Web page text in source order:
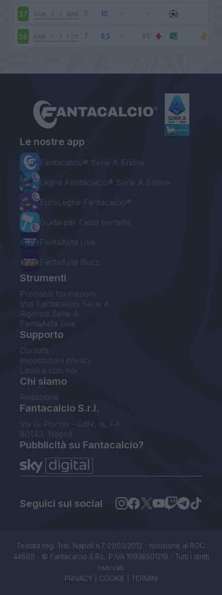
37 SAM 2-2 SAS
38 SAS 1-3 FIO
Le nostre app
Fantacalcio® Serie A Enilive
Leghe Fantacalcio® Serie A Enilive
EuroLeghe Fantacalcio®
Guida per l'asta perfetta
FantaAsta Live
FantaAsta Buzz
Strumenti
Probabili formazioni
Voti Fantacalcio Serie A
Rigoristi Serie A
FantaAsta Live
Supporto
Contatti
Impostazioni privacy
Lavora con noi
Chi siamo
Redazione
Fantacalcio S.r.l.
Via G. Porzio - CdN, Is. F4
80143, Napoli
Pubblicità su Fantacalcio?
Seguici sui social
Testata reg. Trib. Napoli n.7 01/03/2012 - Iscrizione al ROC:
44869 - © Fantacalcio S.R.L. P.IVA 10938501219 - Tutti i diritti
riservati.
PRIVACY| COOKIE TERMINI